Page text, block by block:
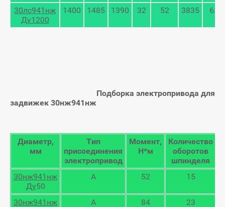
30лс941нж
Ду1200
1400 1485 1390 32 52 3835
Подборка электропривода для
задвижек 30нж941нж
Диаметр,
мм
Тип
присоединения
электропривод
Момент,
Н*м
Количество
оборотов
шпинделя
30нж941нж
Ду50
А 52 15
30нж941нж
А 84 23